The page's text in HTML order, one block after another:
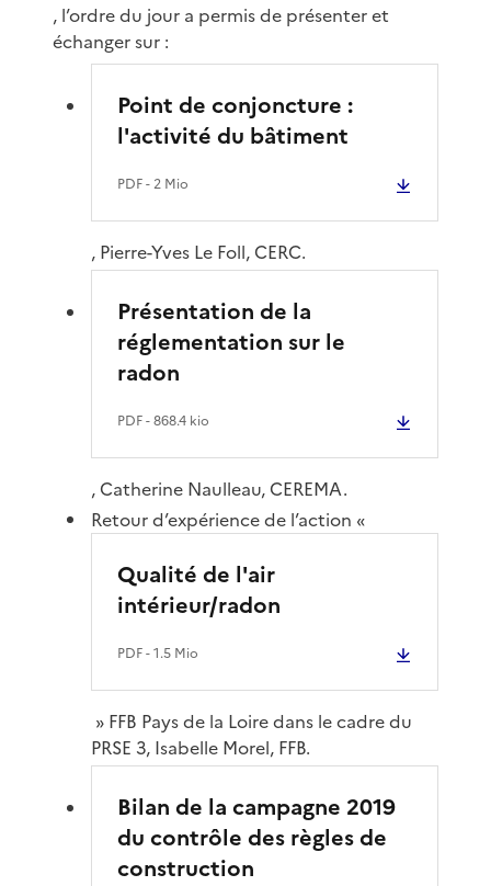
, l’ordre du jour a permis de présenter et
échanger sur :
Point de conjoncture :
l'activité du bâtiment
PDF- 2 Mio
, Pierre-Yves Le Foll, CERC.
Présentation de la
réglementation sur le
radon
PDF- 868.4 kio
, Catherine Naulleau, CEREMA.
Retour d’expérience de l’action «
Qualité de l'air
intérieur/radon
PDF- 1.5 Mio
» FFB Pays de la Loire dans le cadre du
PRSE 3, Isabelle Morel, FFB.
Bilan de la campagne 2019
du contrôle des règles de
construction